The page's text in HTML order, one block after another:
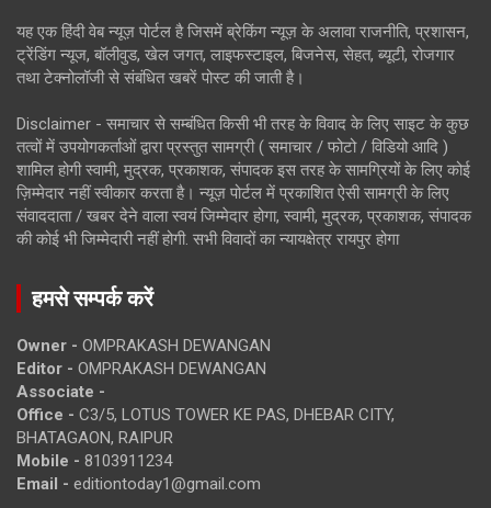
यह एक हिंदी वेब न्यूज़ पोर्टल है जिसमें ब्रेकिंग न्यूज़ के अलावा राजनीति, प्रशासन,
ट्रेंडिंग न्यूज, बॉलीवुड, खेल जगत, लाइफस्टाइल, बिजनेस, सेहत, ब्यूटी, रोजगार
तथा टेक्नोलॉजी से संबंधित खबरें पोस्ट की जाती है।
Disclaimer - समाचार से सम्बंधित किसी भी तरह के विवाद के लिए साइट के कुछ
तत्वों में उपयोगकर्ताओं द्वारा प्रस्तुत सामग्री ( समाचार / फोटो / विडियो आदि )
शामिल होगी स्वामी, मुद्रक, प्रकाशक, संपादक इस तरह के सामग्रियों के लिए कोई
ज़िम्मेदार नहीं स्वीकार करता है। न्यूज़ पोर्टल में प्रकाशित ऐसी सामग्री के लिए
संवाददाता / खबर देने वाला स्वयं जिम्मेदार होगा, स्वामी, मुद्रक, प्रकाशक, संपादक
की कोई भी जिम्मेदारी नहीं होगी. सभी विवादों का न्यायक्षेत्र रायपुर होगा
हमसे सम्पर्क करें
Owner - OMPRAKASH DEWANGAN
Editor - OMPRAKASH DEWANGAN
Associate -
Office - C3/5, LOTUS TOWER KE PAS, DHEBAR CITY,
BHATAGAON, RAIPUR
Mobile - 8103911234
Email - editiontoday1@gmail.com